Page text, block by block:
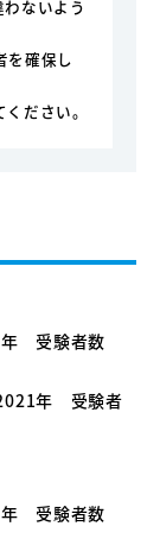
ないよう
を確保し
ださい。
年 受験者数
年 受験者
年 受験者数